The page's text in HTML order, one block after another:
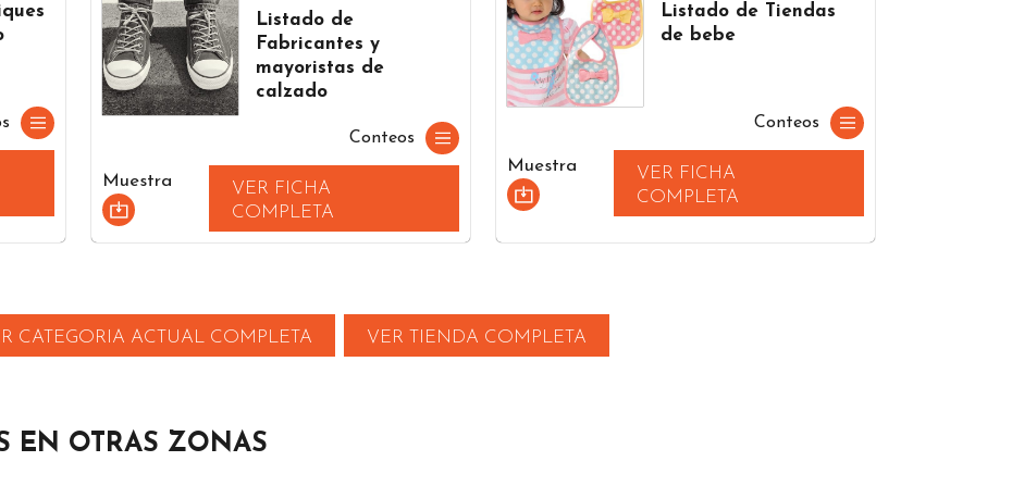
Listado de
Fabricantes y
mayoristas de
calzado
Conteos
Muestra
VER FICHA
COMPLETA
Listado de Tiendas
de bebe
Conteos
Muestra
VER FICHA
COMPLETA
CATEGORIA ACTUAL COMPLETA VER TIENDA COMPLETA
EN OTRAS ZONAS